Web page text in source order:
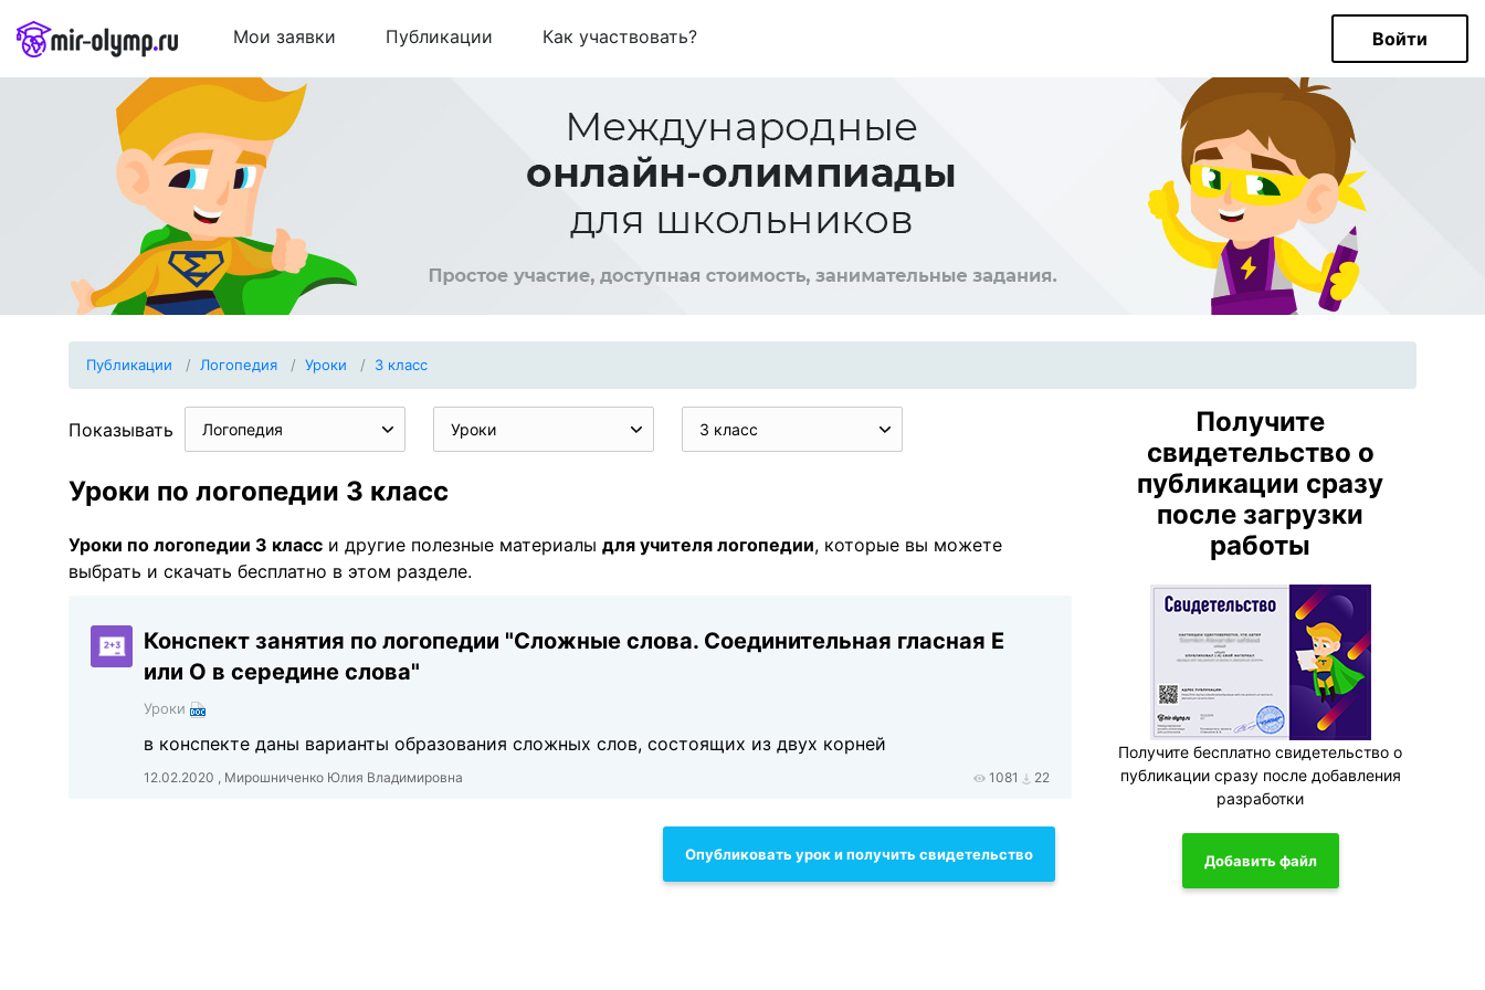
Мои заявки Публикации Как участвовать? Войти
Публикации Логопедия Уроки 3 класс
Показывать Логопедия Уроки 3 класс
Уроки по логопедии 3 класс
Уроки по логопедии 3 класс и другие полезные материалы для учителя логопедии, которые вы можете
выбрать и скачать бесплатно в этом разделе.
Конспект занятия по логопедии "Сложные слова. Соединительная гласная Е
или О в середине слова"
Уроки
в конспекте даны варианты образования сложных слов, состоящих из двух корней
12.02.2020 , Мирошниченко Юлия Владимировна 1081 22
Опубликовать урок и получить свидетельство
Получите
свидетельство о
публикации сразу
после загрузки
работы
Получите бесплатно свидетельство о
публикации сразу после добавления
разработки
Добавить файл